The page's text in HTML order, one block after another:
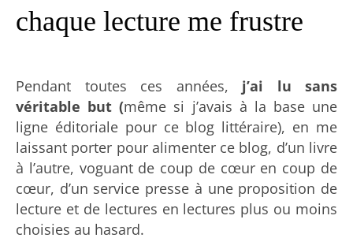
chaque lecture me frustre
Pendant toutes ces années, j’ai lu sans
véritable but (même si j’avais à la base une
ligne éditoriale pour ce blog littéraire), en me
laissant porter pour alimenter ce blog, d’un livre
à l’autre, voguant de coup de cœur en coup de
cœur, d’un service presse à une proposition de
lecture et de lectures en lectures plus ou moins
choisies au hasard.